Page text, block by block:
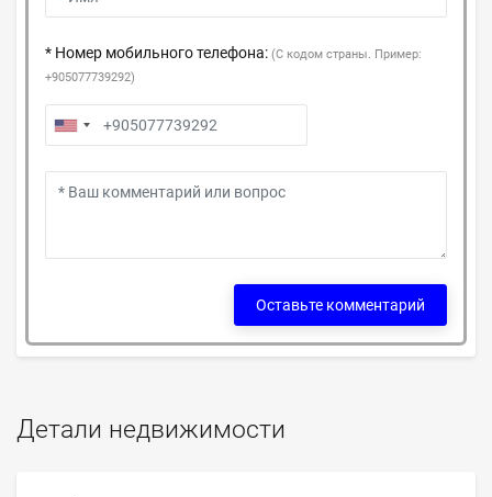
Детали недвижимости
* Номер мобильного телефона: (С кодом страны. Пример:
+905077739292)
Оставьте комментарий